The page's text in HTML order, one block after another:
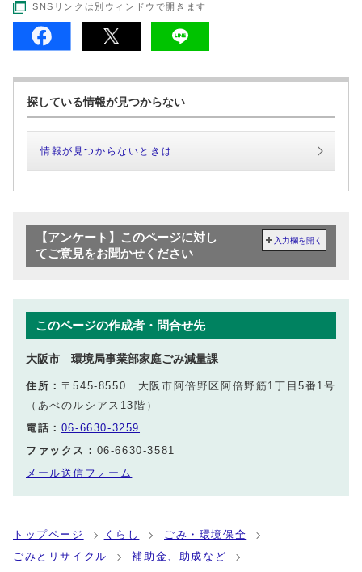
SNSリンクは別ウィンドウで開きます
探している情報が見つからない
情報が見つからないときは
【アンケート】このページに対し
てご意見をお聞かせください
入力欄を開く
このページの作成者・問合せ先
大阪市 環境局事業部家庭ごみ減量課
住所： 〒545-8550 大阪市阿倍野区阿倍野筋1丁目5番1号
（あべのルシアス13階）
電話： 06-6630-3259
ファックス： 06-6630-3581
メール送信フォーム
トップページ くらし
ごみ・環境保全
ごみとリサイクル
補助金、助成など